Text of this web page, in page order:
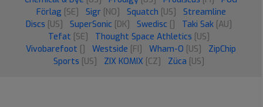
Förlag [SE] Sigr [NO] Squatch [US]
Streamline
Discs [US] SuperSonic [DK] Swedisc [] Taki Sak [AU]
Tefat [SE] Thought Space Athletics [US]
Vivobarefoot [] Westside [FI] Wham-O [US]
ZipChip
Sports [US] ZIX KOMIX [CZ] Züca [US]